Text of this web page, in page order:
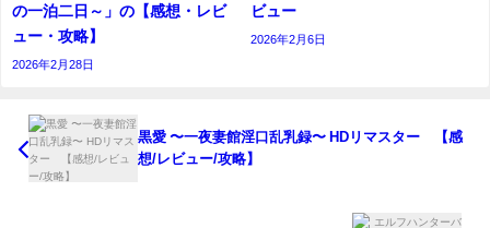
の一泊二日～」の【感想・レビ
ュー・攻略】
2026年2月28日
ビュー
2026年2月6日
黒愛 〜一夜妻館淫口乱乳録〜 HDリマスター 【感
想/レビュー/攻略】